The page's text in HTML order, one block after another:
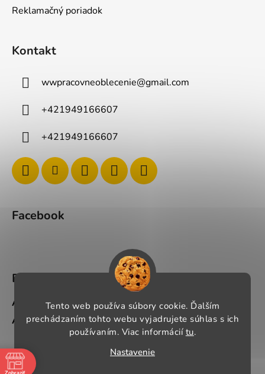
Tento web používa súbory cookie. Ďalším
prechádzaním tohto webu vyjadrujete súhlas s ich
používaním. Viac informácií tu.
Nastavenie
Reklamačný poriadok
Kontakt
wwpracovneoblecenie@gmail.com
+421949166607
+421949166607
Facebook
BLOG
Ako si správne vybrať pracovné oblečenie?
Ako si vybrať správnu pracovnú obuv?